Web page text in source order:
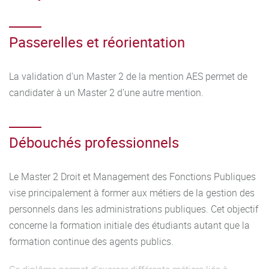
formation et de validation des acquis de l’expérience (VAE)
pour l'obtention du diplôme.
Passerelles et réorientation
La validation d'un Master 2 de la mention AES permet de
candidater à un Master 2 d'une autre mention.
Débouchés professionnels
Le Master 2 Droit et Management des Fonctions Publiques
vise principalement à former aux métiers de la gestion des
personnels dans les administrations publiques. Cet objectif
concerne la formation initiale des étudiants autant que la
formation continue des agents publics.